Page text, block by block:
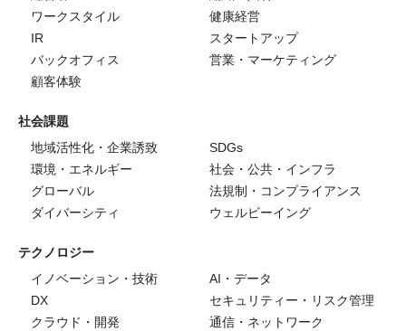
ワークスタイル
健康経営
IR
スタートアップ
バックオフィス
営業・マーケティング
顧客体験
社会課題
地域活性化・企業誘致
SDGs
環境・エネルギー
社会・公共・インフラ
グローバル
法規制・コンプライアンス
ダイバーシティ
ウェルビーイング
テクノロジー
イノベーション・技術
AI・データ
DX
セキュリティー・リスク管理
クラウド・開発
通信・ネットワーク